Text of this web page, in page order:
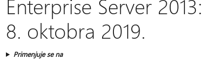
Enterprise Server 2013:
8. oktobra 2019.
Primenjuje se na